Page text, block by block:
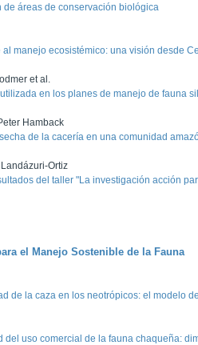
de áreas de conservación biológica
manejo ecosistémico: una visión desde
et al.
en los planes de manejo de fauna
Hamback
de la cacería en una comunidad
Ortiz
del taller "La investigación acción
el Manejo Sostenible de la Fauna
de la caza en los neotrópicos: el modelo
del uso comercial de la fauna chaqueña: